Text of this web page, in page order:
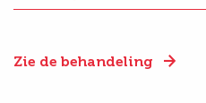
Zie de behandeling